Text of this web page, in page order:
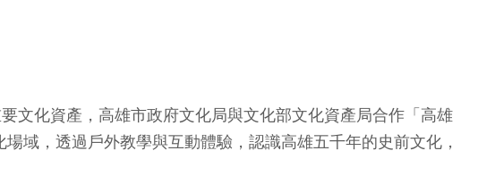
文化資產，高雄市政府文化局與文化部文化資產局合作「高雄
域，透過戶外教學與互動體驗，認識高雄五千年的史前文化，